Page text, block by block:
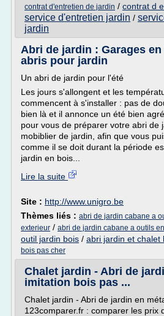
contrat d'entretien de jardin / contrat d
service d'entretien jardin /
jardin
Abri de jardin : Garages
abris pour jardin
Un abri de jardin pour l'été
Les jours s'allongent et les
commencent à s'installer : pas de
bien là et il annonce un été bien
pour vous de préparer votre abri de
mobiblier de jardin, afin que vous
comme il se doit durant la période
jardin en bois...
Lire la suite
Site : http://www.unigro.be
Thèmes liés : abri de jardin cabane a
exterieur / abri de jardin cabane a outils
outil jardin bois / abri jardin et chalet
bois pas cher
Chalet jardin - Abri de
imitation bois pas ...
Chalet jardin - Abri de jardin en
123comparer.fr : comparer les prix